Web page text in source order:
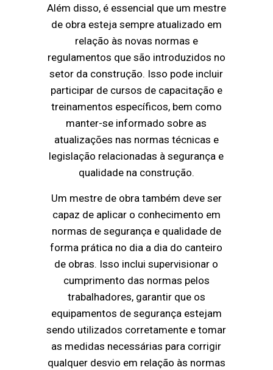
Além disso, é essencial que um mestre
de obra esteja sempre atualizado em
relação às novas normas e
regulamentos que são introduzidos no
setor da construção. Isso pode incluir
participar de cursos de capacitação e
treinamentos específicos, bem como
manter-se informado sobre as
atualizações nas normas técnicas e
legislação relacionadas à segurança e
qualidade na construção.
Um mestre de obra também deve ser
capaz de aplicar o conhecimento em
normas de segurança e qualidade de
forma prática no dia a dia do canteiro
de obras. Isso inclui supervisionar o
cumprimento das normas pelos
trabalhadores, garantir que os
equipamentos de segurança estejam
sendo utilizados corretamente e tomar
as medidas necessárias para corrigir
qualquer desvio em relação às normas